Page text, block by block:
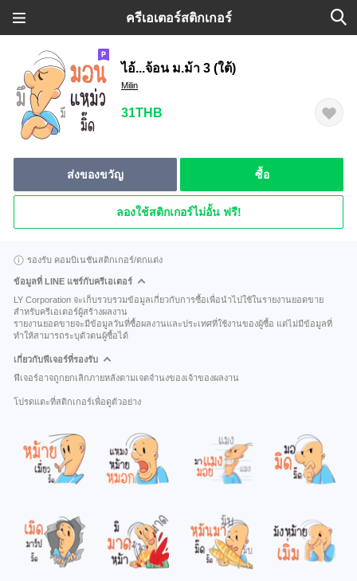
ครีเอเตอร์สติกเกอร์
ไอ้...จ้อน ม.ม้า 3 (ใต้)
Milin
31THB
ส่งของขวัญ ซื้อ
ลองใช้สติกเกอร์ไม่อั้น ฟรี!
รองรับ คอมบิเนชันสติกเกอร์/ตกแต่ง
ข้อมูลที่ LINE แชร์กับครีเอเตอร์
LY Corporation จะเก็บรวบรวมข้อมูลเกี่ยวกับการซื้อเพื่อนำไปใช้ในรายงานยอดขาย
สำหรับครีเอเตอร์ผู้สร้างผลงาน
รายงานยอดขายจะมีข้อมูลวันที่ซื้อผลงานและประเทศที่ใช้งานของผู้ซื้อ แต่ไม่มีข้อมูลที่
ทำให้สามารถระบุตัวตนผู้ซื้อได้
เกี่ยวกับฟีเจอร์ที่รองรับ
ฟีเจอร์อาจถูกยกเลิกภายหลังตามเจตจำนงของเจ้าของผลงาน
โปรดแตะที่สติกเกอร์เพื่อดูตัวอย่าง